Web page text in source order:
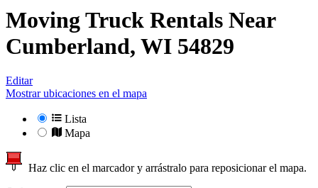
Moving Truck Rentals Near
Cumberland, WI 54829
Editar
Mostrar ubicaciones en el mapa
Lista
Mapa
Haz clic en el marcador y arrástralo para reposicionar el mapa.